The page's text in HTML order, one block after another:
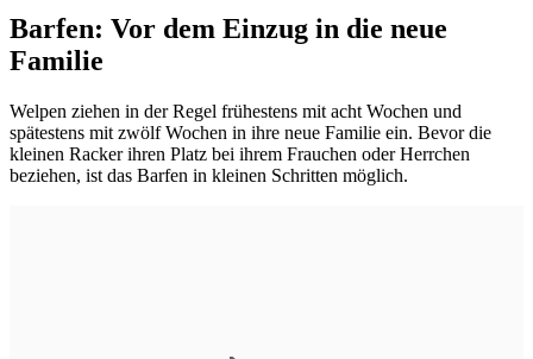
Barfen: Vor dem Einzug in die neue
Familie
Welpen ziehen in der Regel frühestens mit acht Wochen und
spätestens mit zwölf Wochen in ihre neue Familie ein. Bevor die
kleinen Racker ihren Platz bei ihrem Frauchen oder Herrchen
beziehen, ist das Barfen in kleinen Schritten möglich.